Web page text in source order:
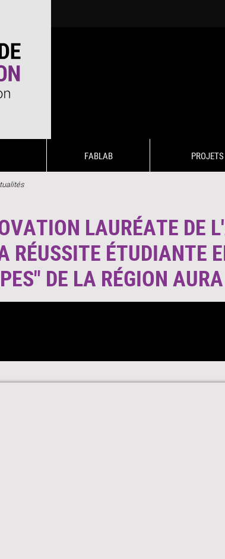
FABLAB PROJETS
LAURÉATE DE
RÉUSSITE ÉTUDIANTE
DE LA RÉGION AURA